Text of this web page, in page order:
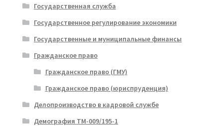
Государственная служба
Государственное регулирование экономики
Государственные и муниципальные финансы
Гражданское право
Гражданское право (ГМУ)
Гражданское право (юриспруденция)
Делопроизводство в кадровой службе
Демография ТМ-009/195-1